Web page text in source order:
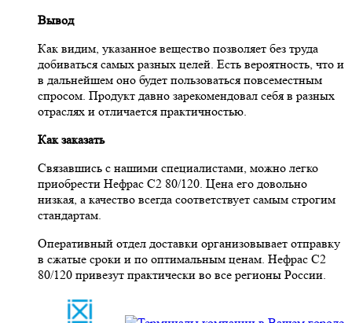
Вывод
Как видим, указанное вещество позволяет без труда
добиваться самых разных целей. Есть вероятность, что и
в дальнейшем оно будет пользоваться повсеместным
спросом. Продукт давно зарекомендовал себя в разных
отраслях и отличается практичностью.
Как заказать
Связавшись с нашими специалистами, можно легко
приобрести Нефрас С2 80/120. Цена его довольно
низкая, а качество всегда соответствует самым строгим
стандартам.
Оперативный отдел доставки организовывает отправку
в сжатые сроки и по оптимальным ценам. Нефрас С2
80/120 привезут практически во все регионы России.